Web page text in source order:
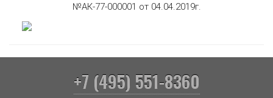
№АК-77-000001 от 04.04.2019г.
+7 (495) 551-8360